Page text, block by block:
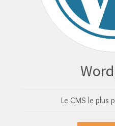
Le CMS le plus